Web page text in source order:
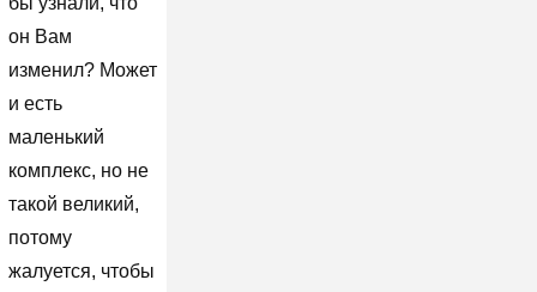
он Вам
изменил? Может
и есть
маленький
комплекс, но не
такой великий,
потому
жалуется, чтобы